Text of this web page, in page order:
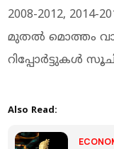
2008-2012, 2014-
മുതൽ മൊത്തം
റിപ്പോർട്ടുകള്‍
Also Read: